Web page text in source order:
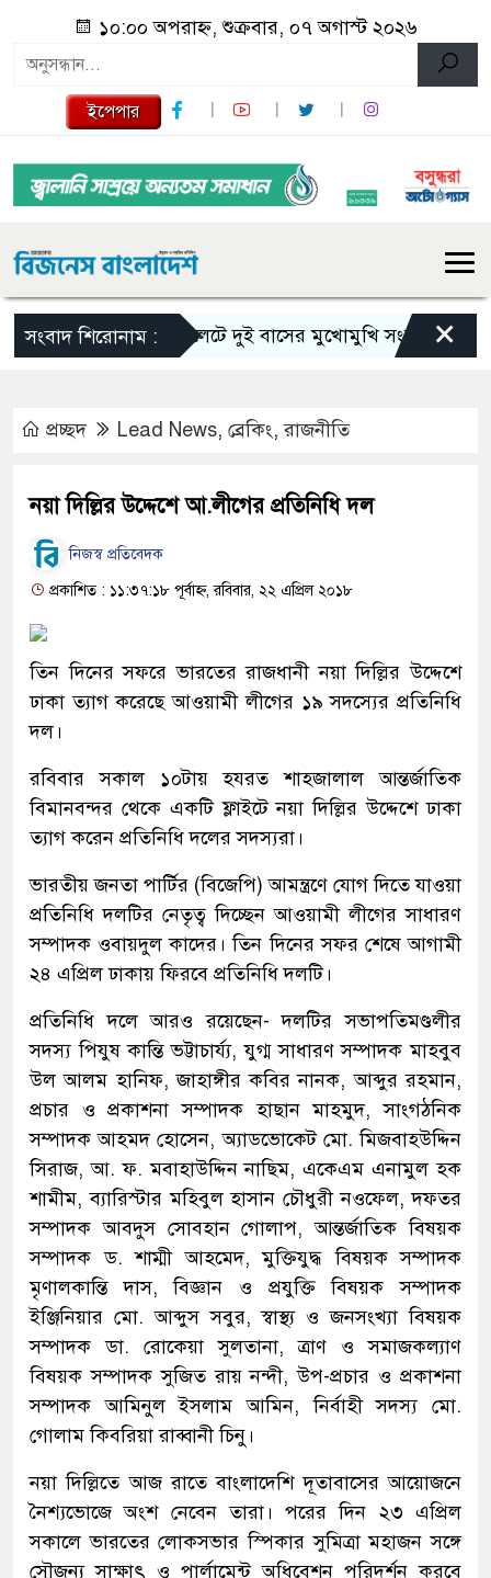
১০:০০ অপরাহ্ন, শুক্রবার, ০৭ অগাস্ট ২০২৬
ইপেপার
সংবাদ শিরোনাম :সিলেটে দুই বাসের মুখোমুখি সংঘর্ষে নিহত বেড়ে
×
প্রচ্ছদ Lead News, ব্রেকিং,রাজনীতি
নয়া দিল্লির উদ্দেশে আ.লীগের প্রতিনিধি দল
নিজস্ব প্রতিবেদক
প্রকাশিত : ১১:৩৭:১৮ পূর্বাহ্ন, রবিবার, ২২ এপ্রিল ২০১৮
তিন দিনের সফরে ভারতের রাজধানী নয়া দিল্লির উদ্দেশে
ঢাকা ত্যাগ করেছে আওয়ামী লীগের ১৯ সদস্যের প্রতিনিধি
দল।
রবিবার সকাল ১০টায় হযরত শাহজালাল আন্তর্জাতিক
বিমানবন্দর থেকে একটি ফ্লাইটে নয়া দিল্লির উদ্দেশে ঢাকা
ত্যাগ করেন প্রতিনিধি দলের সদস্যরা।
ভারতীয় জনতা পার্টির (বিজেপি) আমন্ত্রণে যোগ দিতে যাওয়া
প্রতিনিধি দলটির নেতৃত্ব দিচ্ছেন আওয়ামী লীগের সাধারণ
সম্পাদক ওবায়দুল কাদের। তিন দিনের সফর শেষে আগামী
২৪ এপ্রিল ঢাকায় ফিরবে প্রতিনিধি দলটি।
প্রতিনিধি দলে আরও রয়েছেন- দলটির সভাপতিমণ্ডলীর
সদস্য পিযুষ কান্তি ভট্টাচার্য্য, যুগ্ম সাধারণ সম্পাদক মাহবুব
উল আলম হানিফ, জাহাঙ্গীর কবির নানক, আব্দুর রহমান,
প্রচার ও প্রকাশনা সম্পাদক হাছান মাহমুদ, সাংগঠনিক
সম্পাদক আহমদ হোসেন, অ্যাডভোকেট মো. মিজবাহউদ্দিন
সিরাজ, আ. ফ. মবাহাউদ্দিন নাছিম, একেএম এনামুল হক
শামীম, ব্যারিস্টার মহিবুল হাসান চৌধুরী নওফেল, দফতর
সম্পাদক আবদুস সোবহান গোলাপ, আন্তর্জাতিক বিষয়ক
সম্পাদক ড. শাম্মী আহমেদ, মুক্তিযুদ্ধ বিষয়ক সম্পাদক
মৃণালকান্তি দাস, বিজ্ঞান ও প্রযুক্তি বিষয়ক সম্পাদক
ইঞ্জিনিয়ার মো. আব্দুস সবুর, স্বাস্থ্য ও জনসংখ্যা বিষয়ক
সম্পাদক ডা. রোকেয়া সুলতানা, ত্রাণ ও সমাজকল্যাণ
বিষয়ক সম্পাদক সুজিত রায় নন্দী, উপ-প্রচার ও প্রকাশনা
সম্পাদক আমিনুল ইসলাম আমিন, নির্বাহী সদস্য মো.
গোলাম কিবরিয়া রাব্বানী চিনু।
নয়া দিল্লিতে আজ রাতে বাংলাদেশি দূতাবাসের আয়োজনে
নৈশ্যভোজে অংশ নেবেন তারা। পরের দিন ২৩ এপ্রিল
সকালে ভারতের লোকসভার স্পিকার সুমিত্রা মহাজন সঙ্গে
সৌজন্য সাক্ষাৎ ও পার্লামেন্ট অধিবেশন পরিদর্শন করবে